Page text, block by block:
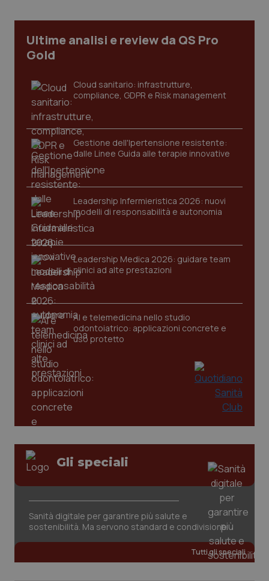
Ultime analisi e review da QS Pro
Gold
Cloud sanitario: infrastrutture,
compliance, GDPR e Risk management
Gestione dell'Ipertensione resistente:
dalle Linee Guida alle terapie innovative
Leadership Infermieristica 2026: nuovi
modelli di responsabilità e autonomia
Leadership Medica 2026: guidare team
clinici ad alte prestazioni
AI e telemedicina nello studio
odontoiatrico: applicazioni concrete e
uso protetto
Gli speciali
Sanità digitale per garantire più salute e
sostenibilità. Ma servono standard e condivisione
Tutti gli speciali
protette del sito. Il sito web non è in grado di
CookieScriptConsent
CookieScript
www.quotidianosanita.it
tracking-sites-ironfish-
www.quotidianosanita.it
2
session-id
www.quotidianosanita.it
Google LLC
.quotidianosanita.it
1
mese